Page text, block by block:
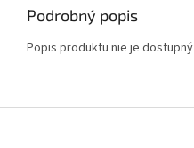
Podrobný popis
Popis produktu nie je dostupný